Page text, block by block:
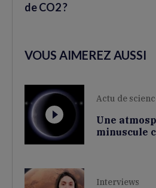
de CO2 ?
VOUS AIMEREZ AUSSI
Actu de
Une
minuscule
Interviews